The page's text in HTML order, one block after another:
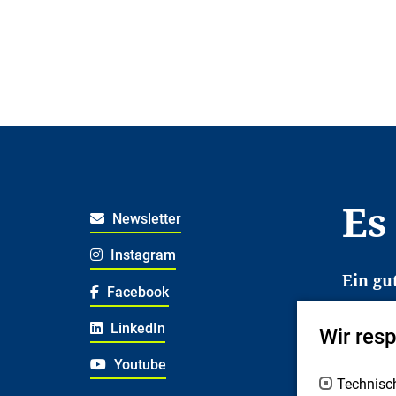
Newsletter
Instagram
Facebook
LinkedIn
Youtube
Ein
Es
Wir